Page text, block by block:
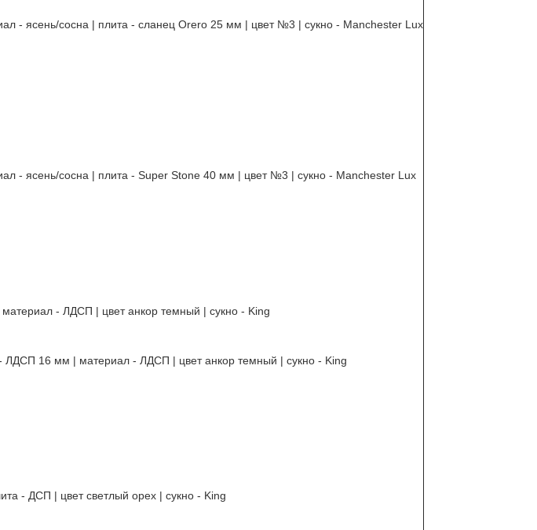
- ясень/сосна | плита - сланец Orero 25 мм | цвет №3 | сукно - Manchester Lux
- ясень/сосна | плита - Super Stone 40 мм | цвет №3 | сукно - Manchester Lux
- ЛДСП | цвет анкор темный | сукно - King
ЛДСП 16 мм | материал - ЛДСП | цвет анкор темный | сукно - King
- ДСП | цвет светлый орех | сукно - King